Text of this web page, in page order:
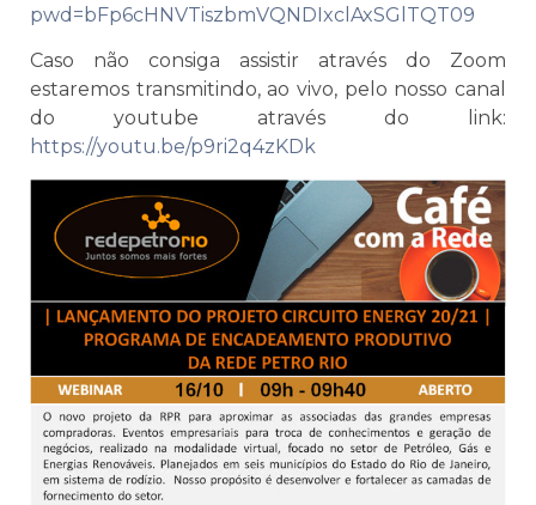
pwd=bFp6cHNVTiszbmVQNDIxclAxSGlTQT09
Caso não consiga assistir através do Zoom
estaremos transmitindo, ao vivo, pelo nosso canal
do youtube através do link:
https://youtu.be/p9ri2q4zKDk